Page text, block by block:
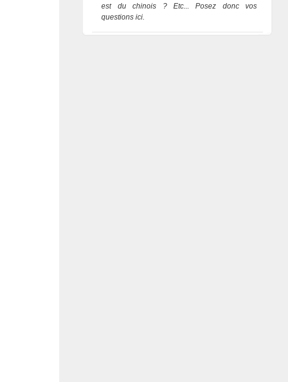
est du chinois ? Etc... Posez donc vos
questions ici.